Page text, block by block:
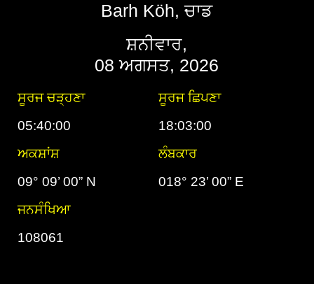
Barh Köh, ਚਾਡ
ਸ਼ਨੀਵਾਰ,
08 ਅਗਸਤ, 2026
ਸੂਰਜ ਚੜ੍ਹਣਾ
ਸੂਰਜ ਛਿਪਣਾ
05:40:00
18:03:00
ਅਕਸ਼ਾਂਸ਼
ਲੰਬਕਾਰ
09° 09’ 00” N
018° 23’ 00” E
ਜਨਸੰਖਿਆ
108061